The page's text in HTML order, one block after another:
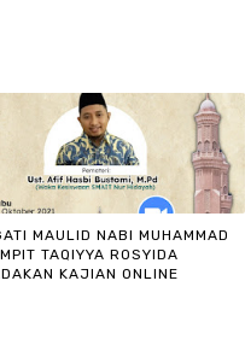
MAULID NABI MUHAMMAD
TAQIYYA ROSYIDA
KAJIAN ONLINE